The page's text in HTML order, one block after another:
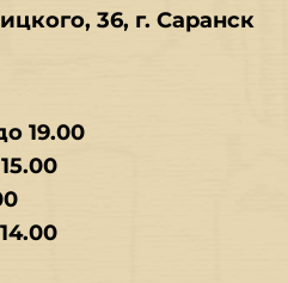
36, г. Саранск
19.00